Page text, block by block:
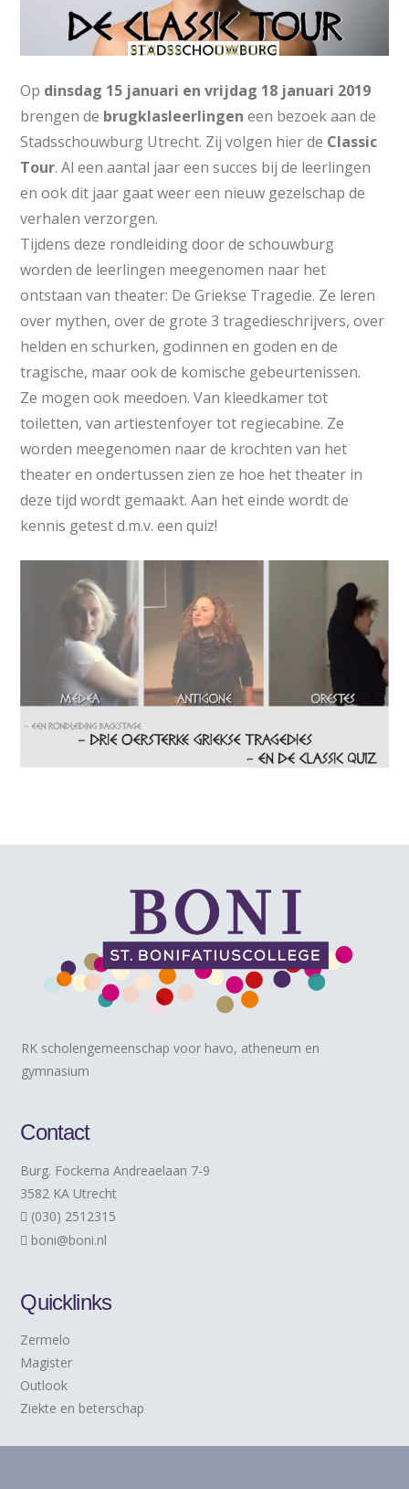
Op dinsdag 15 januari en vrijdag 18 januari 2019
brengen de brugklasleerlingen een bezoek aan de
Stadsschouwburg Utrecht. Zij volgen hier de Classic
Tour. Al een aantal jaar een succes bij de leerlingen
en ook dit jaar gaat weer een nieuw gezelschap de
verhalen verzorgen.
Tijdens deze rondleiding door de schouwburg
worden de leerlingen meegenomen naar het
ontstaan van theater: De Griekse Tragedie. Ze leren
over mythen, over de grote 3 tragedieschrijvers, over
helden en schurken, godinnen en goden en de
tragische, maar ook de komische gebeurtenissen.
Ze mogen ook meedoen. Van kleedkamer tot
toiletten, van artiestenfoyer tot regiecabine. Ze
worden meegenomen naar de krochten van het
theater en ondertussen zien ze hoe het theater in
deze tijd wordt gemaakt. Aan het einde wordt de
kennis getest d.m.v. een quiz!
RK scholengemeenschap voor havo, atheneum en
gymnasium
Contact
Burg. Fockema Andreaelaan 7-9
3582 KA Utrecht
(030) 2512315
boni@boni.nl
Quicklinks
Zermelo
Magister
Outlook
Ziekte en beterschap